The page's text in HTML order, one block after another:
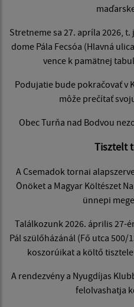
Stretneme sa 27. apríla 2026,
dome Pála Fecsóa (Hlavná
vence k pamätnej
Podujatie bude pokračovať v
môže prečítať
Obec Turňa nad Bodvou
Tisztelt
A Csemadok tornai
Önöket a Magyar Költészet
ünnepi
Találkozunk 2026. április 27-
Pál szülőházánál (Fő utca
koszorúikat a költő
A rendezvény a Nyugdíjas
felolvashatja